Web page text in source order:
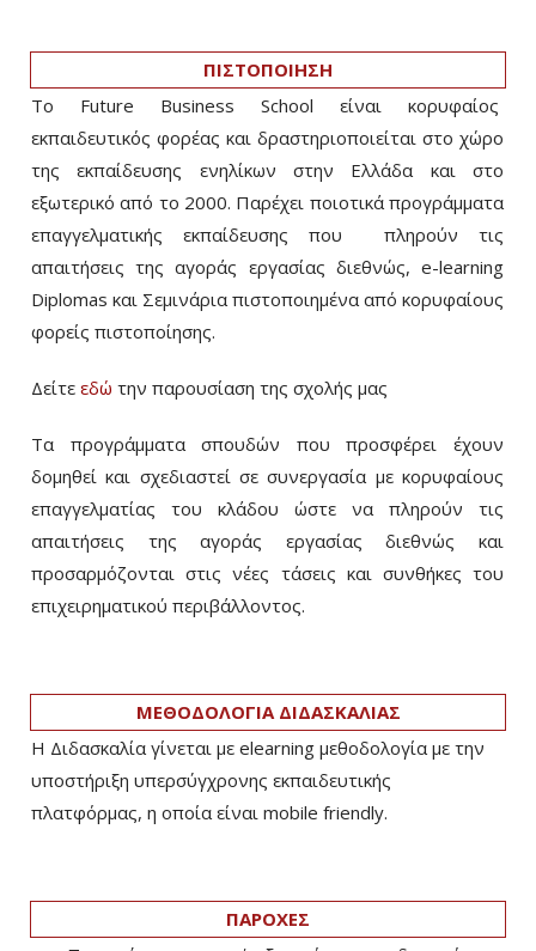
ΠΙΣΤΟΠΟΙΗΣΗ
Το Future Business School είναι κορυφαίος
εκπαιδευτικός φορέας και δραστηριοποιείται στο χώρο
της εκπαίδευσης ενηλίκων στην Ελλάδα και στο
εξωτερικό από το 2000. Παρέχει ποιοτικά προγράμματα
επαγγελματικής εκπαίδευσης που πληρούν τις
απαιτήσεις της αγοράς εργασίας διεθνώς, e-learning
Diplomas και Σεμινάρια πιστοποιημένα από κορυφαίους
φορείς πιστοποίησης.
Δείτε εδώ την παρουσίαση της σχολής μας
Τα προγράμματα σπουδών που προσφέρει έχουν
δομηθεί και σχεδιαστεί σε συνεργασία με κορυφαίους
επαγγελματίας του κλάδου ώστε να πληρούν τις
απαιτήσεις της αγοράς εργασίας διεθνώς και
προσαρμόζονται στις νέες τάσεις και συνθήκες του
επιχειρηματικού περιβάλλοντος.
ΜΕΘΟΔΟΛΟΓΙΑ ΔΙΔΑΣΚΑΛΙΑΣ
Η Διδασκαλία γίνεται με elearning μεθοδολογία με την
υποστήριξη υπερσύγχρονης εκπαιδευτικής
πλατφόρμας, η οποία είναι mobile friendly.
ΠΑΡΟΧΕΣ